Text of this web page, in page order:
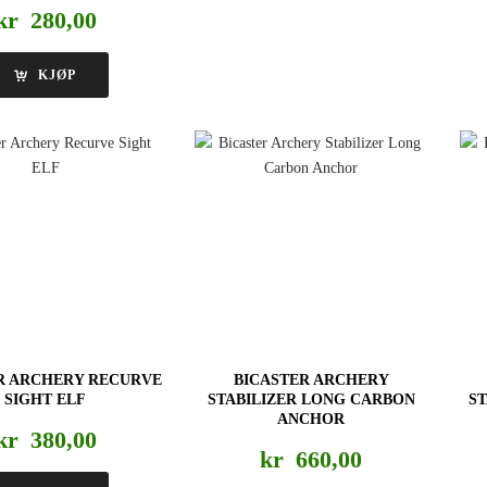
280,00
KJØP
ARCHERY RECURVE
SIGHT ELF
380,00
BICASTER ARCHERY
STABILIZER LONG CARBON
ANCHOR
kr 660,00